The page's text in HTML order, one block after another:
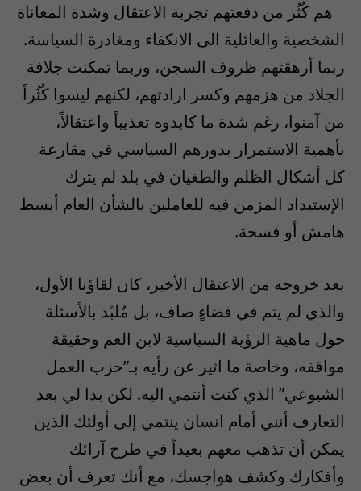
هم كُثُر من دفعتهم تجربة الاعتقال وشدة المعاناة
الشخصية والعائلية الى الانكفاء ومغادرة السياسة.
ربما أرهقتهم ظروف السجن، وربما تمكنت جلافة
الجلاد من هزمهم وكسر ارادتهم، لكنهم ليسوا كُثُراً
من آمنوا، رغم شدة ما كابدوه تعذيباً واعتقالاً،
بأهمية الاستمرار بدورهم السياسي في مقارعة
كل أشكال الظلم والطغيان في بلد لم يترك
الإستبداد المزمن فيه للعاملين بالشأن العام أبسط
هامش أو فسحة.
بعد خروجه من الاعتقال الأخير، كان لقاؤنا الأول،
والذي لم يتم في فضاءٍ صاف، بل مُلبّد بالأسئلة
حول ماهية الرؤية السياسية لابن العم وحقيقة
مواقفه، وخاصة ما اثير عن رأيه بـ”حزب العمل
الشيوعي” الذي كنت أنتمي اليه. لكن بدا لي بعد
التعارف أنني أمام انسان ينتمي إلى أولئك الذين
يمكن أن تذهب معهم بعيداً في طرح آرائك
وأفكارك وكشف هواجسك، مع أنك تعرف أن بعض